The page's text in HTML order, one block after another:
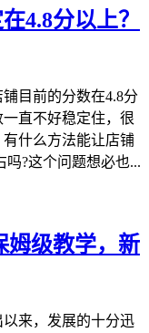
4.8分以上？
目前的分数在4.8分
直不好稳定住，很
什么方法能让店铺
吗?这个问题想必也...
姆级教学，新
来，发展的十分迅